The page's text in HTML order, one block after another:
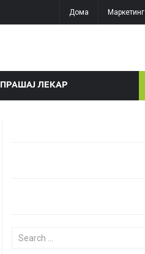
Дома Маркетинг
ПРАШАЈ ЛЕКАР
Search for: